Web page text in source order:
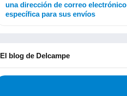
una dirección de correo electrónico
específica para sus envíos
El blog de Delcampe